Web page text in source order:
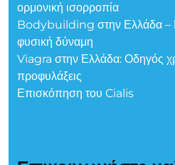
ορμονική ισορροπία
Bodybuilding στην Ελλάδα –
φυσική δύναμη
Viagra στην Ελλάδα: Οδηγός
προφυλάξεις
Επισκόπηση του Cialis